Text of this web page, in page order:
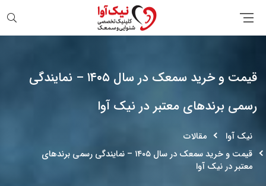
قیمت و خرید سمعک در سال ۱۴۰۵ – نمایندگی
رسمی برندهای معتبر در نیک آوا
نیک آوا
مقالات
قیمت و خرید سمعک در سال ۱۴۰۵ – نمایندگی رسمی برندهای
معتبر در نیک آوا